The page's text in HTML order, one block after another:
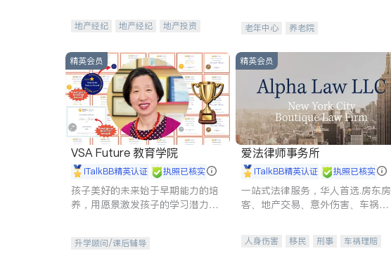
地产经纪 地产经纪
地产投资
老年中心 养老院
精英会员
VSA Future 教育学院
iTalkBB精英认证 执照已核实
孩子美好的未来始于早期能力的培
养，用愿景激发孩子的学习潜力和
升学顾问/课后辅导
精英会员
爱法律师事务所
iTalkBB精英认证 执照已核实
一站式法律服务，华人首选.房东房
客、地产交易、意外伤害、车祸重
人身伤害 移民 刑事
车祸理赔